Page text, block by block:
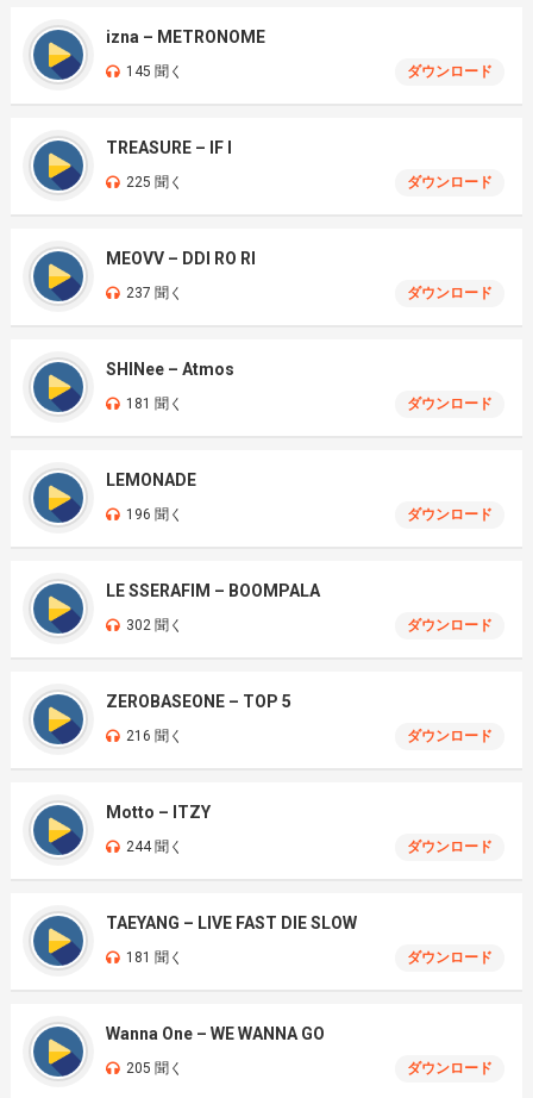
izna – METRONOME
145 聞く ダウンロード
TREASURE – IF I
225 聞く ダウンロード
MEOVV – DDI RO RI
237 聞く ダウンロード
SHINee – Atmos
181 聞く ダウンロード
LEMONADE
196 聞く ダウンロード
LE SSERAFIM – BOOMPALA
302 聞く ダウンロード
ZEROBASEONE – TOP 5
216 聞く ダウンロード
Motto – ITZY
244 聞く ダウンロード
TAEYANG – LIVE FAST DIE SLOW
181 聞く ダウンロード
Wanna One – WE WANNA GO
205 聞く ダウンロード